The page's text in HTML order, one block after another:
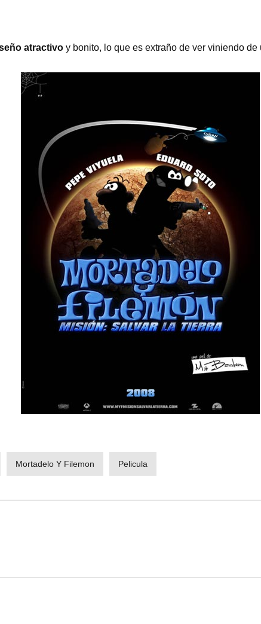
atractivo y bonito, lo que es extraño de ver viniendo
Mortadelo Y Filemon Pelicula